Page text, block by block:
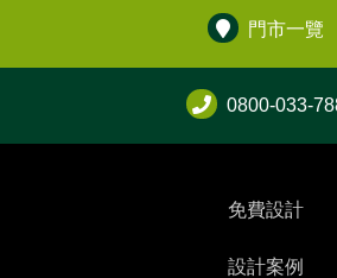
門市一覽
0800-033-
免費設計
設計案例